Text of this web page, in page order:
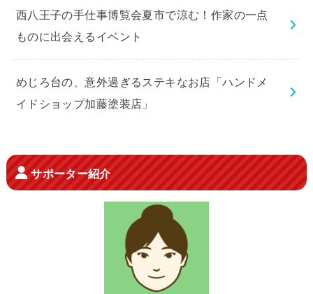
西八王子の手仕事博覧会夏市で涼む！作家の一点
ものに出会えるイベント
めじろ台の、意外過ぎるステキなお店「ハンドメ
イドショップ加藤塗装店」
サポーター紹介